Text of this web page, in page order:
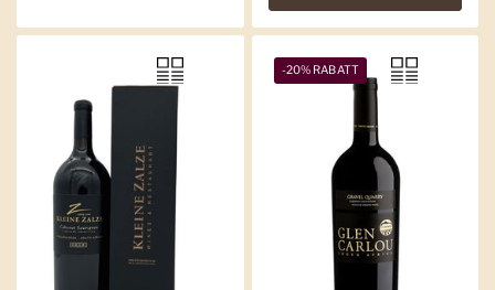
-20% RABATT